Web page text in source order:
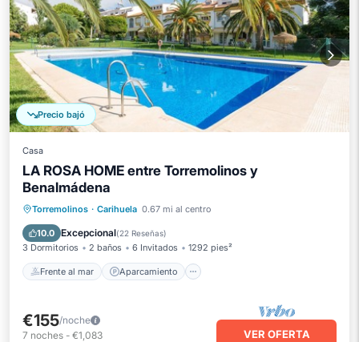
Precio bajó
Casa
LA ROSA HOME entre Torremolinos y
Benalmádena
Torremolinos · Carihuela 0.67 mi al centro
10.0 Excepcional(22 Reseñas)
3 Dormitorios 2 baños 6 Invitados 1292 pies²
Frente al mar Aparcamiento
Frente al mar Aparcamiento
Vista al mar
€155/noche
7 noches - €1,083 VER OFERTA